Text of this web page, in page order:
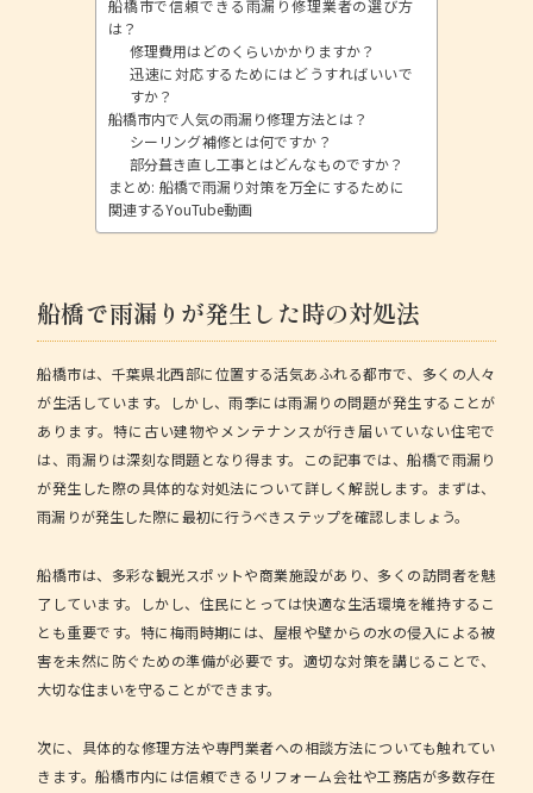
船橋市で信頼できる雨漏り修理業者の選び方
は？
修理費用はどのくらいかかりますか？
迅速に対応するためにはどうすればいいで
すか？
船橋市内で人気の雨漏り修理方法とは？
シーリング補修とは何ですか？
部分葺き直し工事とはどんなものですか？
まとめ: 船橋で雨漏り対策を万全にするために
関連するYouTube動画
船橋で雨漏りが発生した時の対処法
船橋市は、千葉県北西部に位置する活気あふれる都市で、多くの人々
が生活しています。しかし、雨季には雨漏りの問題が発生することが
あります。特に古い建物やメンテナンスが行き届いていない住宅で
は、雨漏りは深刻な問題となり得ます。この記事では、船橋で雨漏り
が発生した際の具体的な対処法について詳しく解説します。まずは、
雨漏りが発生した際に最初に行うべきステップを確認しましょう。
船橋市は、多彩な観光スポットや商業施設があり、多くの訪問者を魅
了しています。しかし、住民にとっては快適な生活環境を維持するこ
とも重要です。特に梅雨時期には、屋根や壁からの水の侵入による被
害を未然に防ぐための準備が必要です。適切な対策を講じることで、
大切な住まいを守ることができます。
次に、具体的な修理方法や専門業者への相談方法についても触れてい
きます。船橋市内には信頼できるリフォーム会社や工務店が多数存在